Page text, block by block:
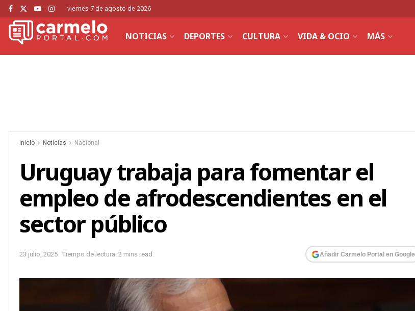
viernes 7 de agosto de 2026
NOTICIAS DEPORTES CULTURA VIDA & OCIO MÁS
Inicio Noticias Nacional
Uruguay trabaja para fomentar el
empleo de afrodescendientes en el
sector público
23 julio, 2025 Tiempo de lectura: 2 mins read Añadir Carmelo Portal en Google